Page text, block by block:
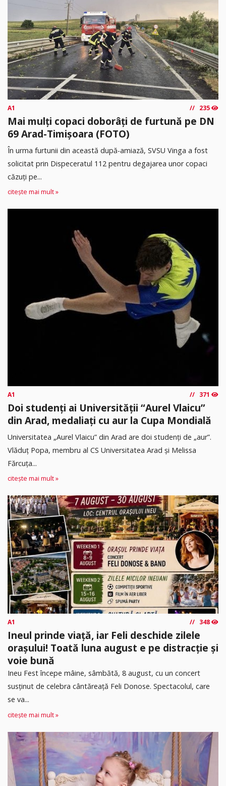
A1 235
Mai mulți copaci doborâți de furtună pe DN
69 Arad-Timișoara (FOTO)
În urma furtunii din această după-amiază, SVSU Vinga a fost
solicitat prin Dispeceratul 112 pentru degajarea unor copaci
căzuți pe...
citește mai mult »
A1 371
Doi studenți ai Universității “Aurel Vlaicu”
din Arad, medaliați cu aur la Cupa Mondială
Universitatea „Aurel Vlaicu” din Arad are doi studenți de „aur”.
Vlăduț Popa, membru al CS Universitatea Arad și Melissa
Fărcuța...
citește mai mult »
A1 348
Ineul prinde viață, iar Feli deschide zilele
orașului! Toată luna august e pe distracție și
voie bună
Ineu Fest începe mâine, sâmbătă, 8 august, cu un concert
susținut de celebra cântăreață Feli Donose. Spectacolul, care
se va...
citește mai mult »